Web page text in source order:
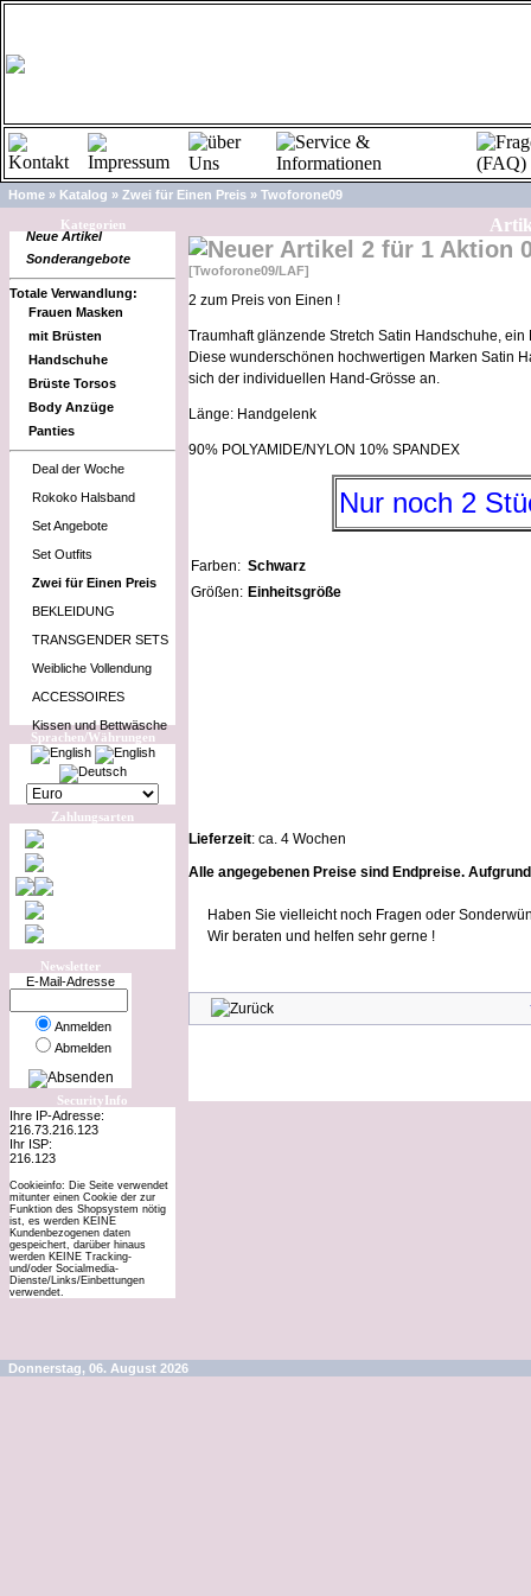
Home » Katalog » Zwei für Einen Preis » Twoforone09
Kategorien
Neue Artikel
Sonderangebote
Totale Verwandlung:
Frauen Masken
mit Brüsten
Handschuhe
Brüste Torsos
Body Anzüge
Panties
Deal der Woche
Rokoko Halsband
Set Angebote
Set Outfits
Zwei für Einen Preis
BEKLEIDUNG
TRANSGENDER SETS
Weibliche Vollendung
ACCESSOIRES
Kissen und Bettwäsche
Sprachen/Währungen
Zahlungsarten
Newsletter
E-Mail-Adresse
Anmelden
Abmelden
SecurityInfo
Ihre IP-Adresse:
216.73.216.123
Ihr ISP:
216.123
Cookieinfo: Die Seite verwendet
mitunter einen Cookie der zur
Funktion des Shopsystem nötig
ist, es werden KEINE
Kundenbezogenen daten
gespeichert, darüber hinaus
werden KEINE Tracking-
und/oder Socialmedia-
Dienste/Links/Einbettungen
verwendet.
2 für 1
[Twoforone09/LAF]
2 zum Preis von Einen !
Traumhaft glänzende Stretch Satin Handschuhe,
Diese wunderschönen hochwertigen Marken Satin
sich der individuellen Hand-Grösse an.
Länge: Handgelenk
90% POLYAMIDE/NYLON 10% SPANDEX
Nur noch 2
Farben: Schwarz
Größen: Einheitsgröße
Lieferzeit: ca. 4 Wochen
Alle angegebenen Preise sind Endpreise.
Haben Sie vielleicht noch Fragen oder
Wir beraten und helfen sehr gerne !
Donnerstag, 06. August 2026